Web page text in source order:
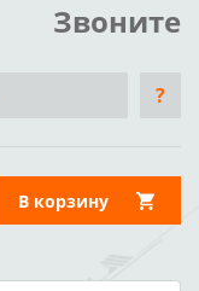
Звоните
?
В корзину